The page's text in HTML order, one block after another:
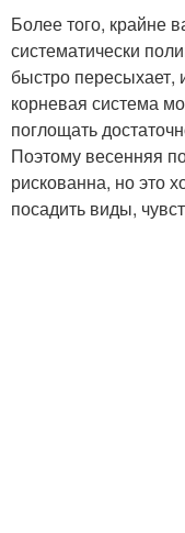
Более того, крайне
систематически
быстро пересыхает,
корневая система
поглощать
Поэтому весенняя
рискованна, но это
посадить виды,